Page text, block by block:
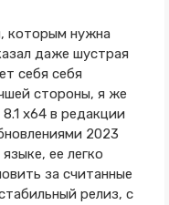
которым нужна
даже шустрая
себя себя
стороны, я же
x64 в редакции
2023
ее легко
за считанные
релиз, с